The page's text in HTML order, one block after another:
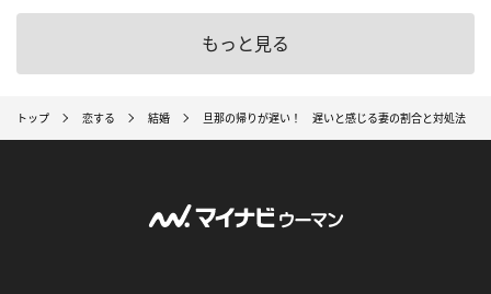
もっと見る
トップ 恋する 結婚 旦那の帰りが遅い！ 遅いと感じる妻の割合と対処法